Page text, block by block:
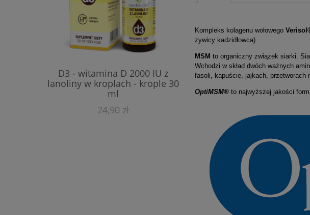
D3 - witamina D 2000 IU z
lanoliny w kroplach - krople 30
ml
24,90 zł
B-50 aktywny B-kompleks -
kapsułek
do koszyka
Kompleks kolagenu wołowego
żywicy kadzidłowca).
MSM to organiczny związek siarki.
Wchodzi w skład dwóch ważnych
fasoli, kapuście, jajkach, przetworach
OptiMSM® to najwyższej jakości